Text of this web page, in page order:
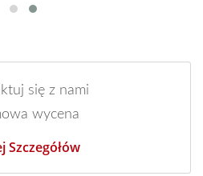
się z nami
wycena
Szczegółów